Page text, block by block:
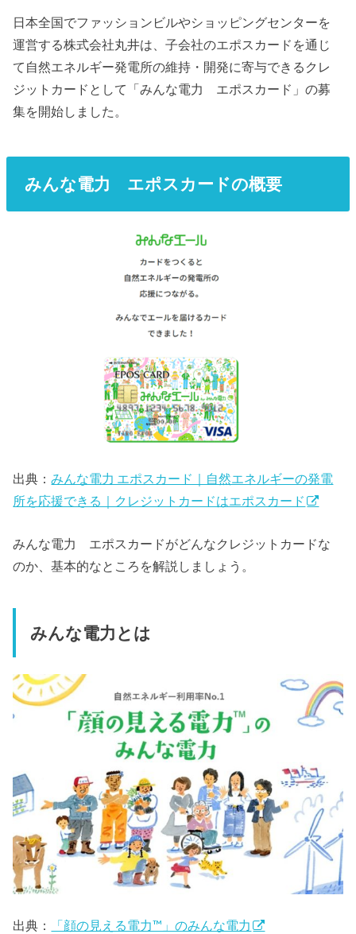
日本全国でファッションビルやショッピングセンターを
運営する株式会社丸井は、子会社のエポスカードを通じ
て自然エネルギー発電所の維持・開発に寄与できるクレ
ジットカードとして「みんな電力 エポスカード」の募
集を開始しました。
みんな電力 エポスカードの概要
出典：みんな電力 エポスカード｜自然エネルギーの発電
所を応援できる｜クレジットカードはエポスカード
みんな電力 エポスカードがどんなクレジットカードな
のか、基本的なところを解説しましょう。
みんな電力とは
出典： 「顔の見える電力™」のみんな電力